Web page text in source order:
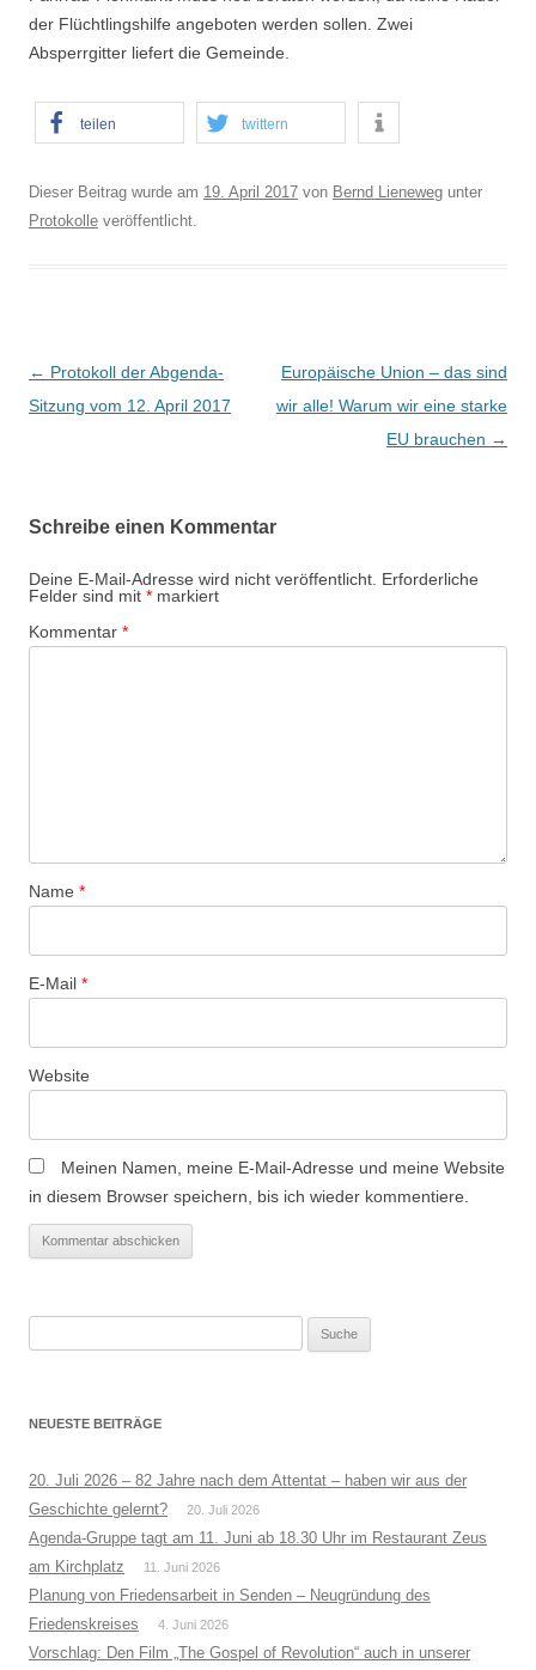
der Flüchtlingshilfe angeboten werden sollen. Zwei
Absperrgitter liefert die Gemeinde.
teilen twittern
Dieser Beitrag wurde am 19. April 2017 von Bernd Lieneweg unter
Protokolle veröffentlicht.
B
e
a
g
s
-
i
n
← Protokoll der Abgenda-
Sitzung vom 12. April 2017
Europäische Union – das sind
wir alle! Warum wir eine starke
EU brauchen →
Schreibe einen Kommentar
Deine E-Mail-Adresse wird nicht veröffentlicht. Erforderliche
Felder sind mit * markiert
Kommentar *
Name *
E-Mail *
Website
Meinen Namen, meine E-Mail-Adresse und meine Website
in diesem Browser speichern, bis ich wieder kommentiere.
NEUESTE BEITRÄGE
20. Juli 2026 – 82 Jahre nach dem Attentat – haben wir aus der
Geschichte gelernt?
20. Juli 2026
Agenda-Gruppe tagt am 11. Juni ab 18.30 Uhr im Restaurant Zeus
am Kirchplatz
11. Juni 2026
Planung von Friedensarbeit in Senden – Neugründung des
Friedenskreises
4. Juni 2026
Vorschlag: Den Film „The Gospel of Revolution“ auch in unserer